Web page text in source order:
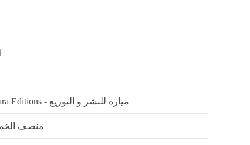
Mayara Editions - ميارة للنشر و التوزيع
منصف